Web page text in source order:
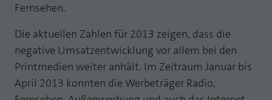
Fernsehen.
Die aktuellen Zahlen für 2013 zeigen, dass die
negative Umsatzentwicklung vor allem bei den
Printmedien weiter anhält. Im Zeitraum Januar bis
April 2013 konnten die Werbeträger Radio,